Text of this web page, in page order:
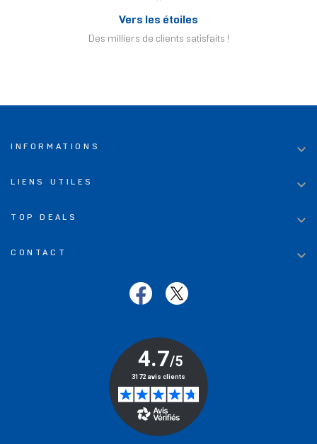
Vers les étoiles
Des milliers de clients satisfaits !
INFORMATIONS 
LIENS UTILES 
TOP DEALS 
CONTACT 